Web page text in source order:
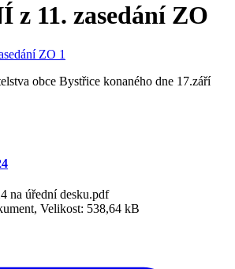
z 11. zasedání ZO
obce Bystřice konaného dne 17.září
na úřední desku.pdf
Velikost: 538,64 kB